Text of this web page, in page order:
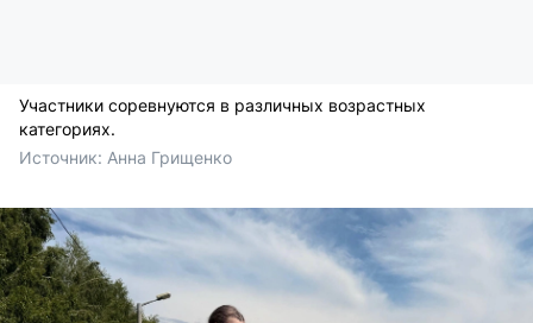
Участники соревнуются в различных возрастных
категориях.
Источник: Анна Грищенко